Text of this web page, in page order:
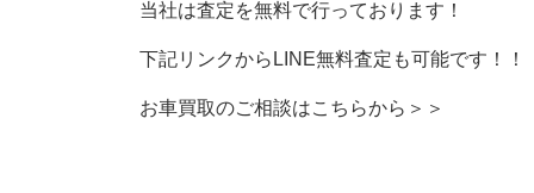
当社は査定を無料で行っております！
下記リンクからLINE無料査定も可能です！！
お車買取のご相談はこちらから＞＞